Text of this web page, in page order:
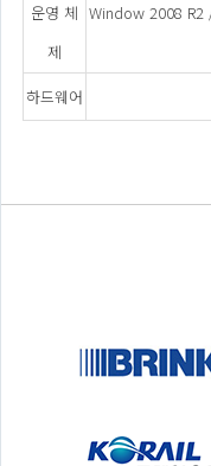
운영 체
제
Window 2008
하드웨어